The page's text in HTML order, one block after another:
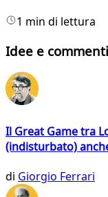
1 min di lettura
Idee e commenti
Il Great Game tra
(indisturbato)
di Giorgio Ferrari